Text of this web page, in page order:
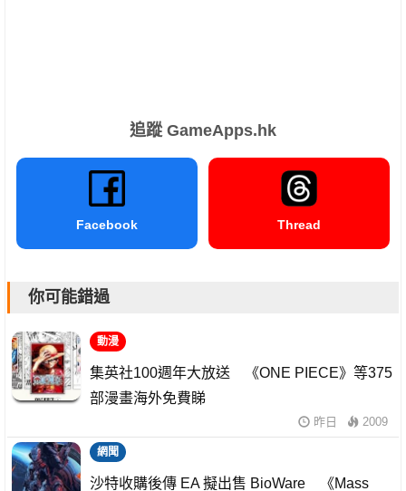
追蹤 GameApps.hk
Facebook Thread
你可能錯過
動漫
集英社100週年大放送 《ONE PIECE》等375
部漫畫海外免費睇
昨日 2009
網聞
沙特收購後傳 EA 擬出售 BioWare 《Mass